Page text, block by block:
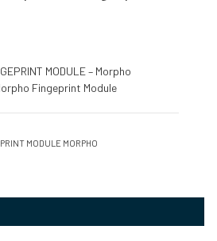
MODULE – Morpho
Fingeprint Module
MODULE MORPHO